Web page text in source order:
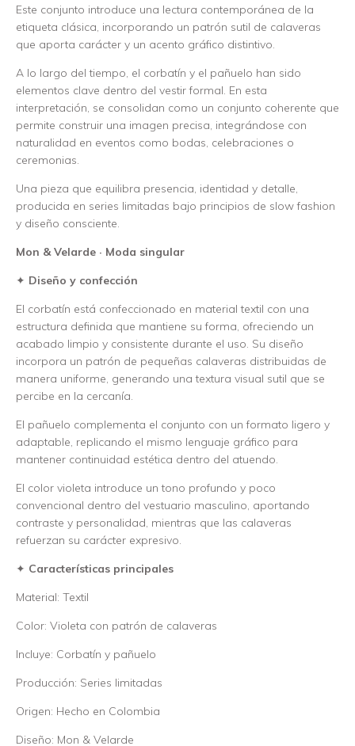
Este conjunto introduce una lectura contemporánea de la
etiqueta clásica, incorporando un patrón sutil de calaveras
que aporta carácter y un acento gráfico distintivo.
A lo largo del tiempo, el corbatín y el pañuelo han sido
elementos clave dentro del vestir formal. En esta
interpretación, se consolidan como un conjunto coherente que
permite construir una imagen precisa, integrándose con
naturalidad en eventos como bodas, celebraciones o
ceremonias.
Una pieza que equilibra presencia, identidad y detalle,
producida en series limitadas bajo principios de slow fashion
y diseño consciente.
Mon & Velarde · Moda singular
✦ Diseño y confección
El corbatín está confeccionado en material textil con una
estructura definida que mantiene su forma, ofreciendo un
acabado limpio y consistente durante el uso. Su diseño
incorpora un patrón de pequeñas calaveras distribuidas de
manera uniforme, generando una textura visual sutil que se
percibe en la cercanía.
El pañuelo complementa el conjunto con un formato ligero y
adaptable, replicando el mismo lenguaje gráfico para
mantener continuidad estética dentro del atuendo.
El color violeta introduce un tono profundo y poco
convencional dentro del vestuario masculino, aportando
contraste y personalidad, mientras que las calaveras
refuerzan su carácter expresivo.
✦ Características principales
Material: Textil
Color: Violeta con patrón de calaveras
Incluye: Corbatín y pañuelo
Producción: Series limitadas
Origen: Hecho en Colombia
Diseño: Mon & Velarde